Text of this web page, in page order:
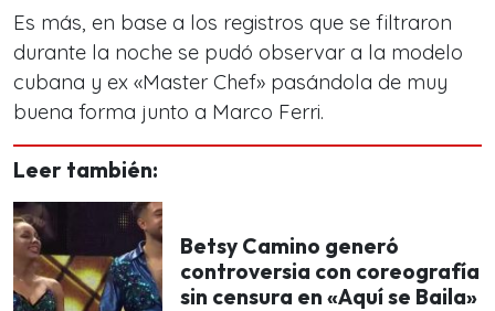
Es más, en base a los registros que se filtraron
durante la noche se pudó observar a la modelo
cubana y ex «Master Chef» pasándola de muy
buena forma junto a Marco Ferri.
Leer también:
Betsy Camino generó
controversia con coreografía
sin censura en «Aquí se Baila»